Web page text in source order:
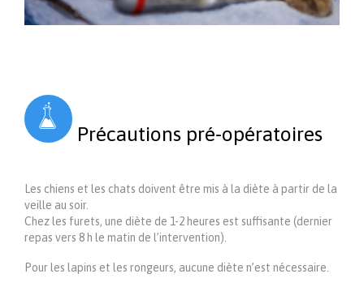

Précautions pré-opératoires
Les chiens et les chats doivent être mis à la diète à partir de la
veille au soir.
Chez les furets, une diète de 1-2 heures est suffisante (dernier
repas vers 8 h le matin de l’intervention).
Pour les lapins et les rongeurs, aucune diète n’est nécessaire.